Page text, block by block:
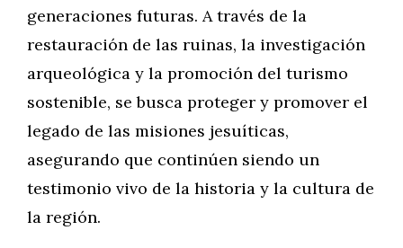
generaciones futuras. A través de la
restauración de las ruinas, la investigación
arqueológica y la promoción del turismo
sostenible, se busca proteger y promover el
legado de las misiones jesuíticas,
asegurando que continúen siendo un
testimonio vivo de la historia y la cultura de
la región.